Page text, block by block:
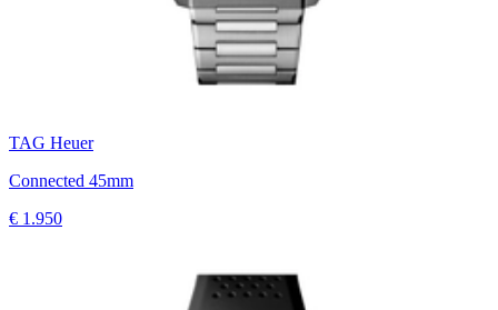
TAG Heuer
Connected 45mm
€ 1.950